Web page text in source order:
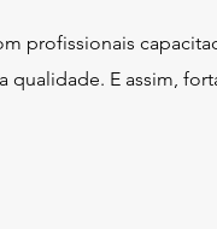
profissionais
qualidade. E assim,